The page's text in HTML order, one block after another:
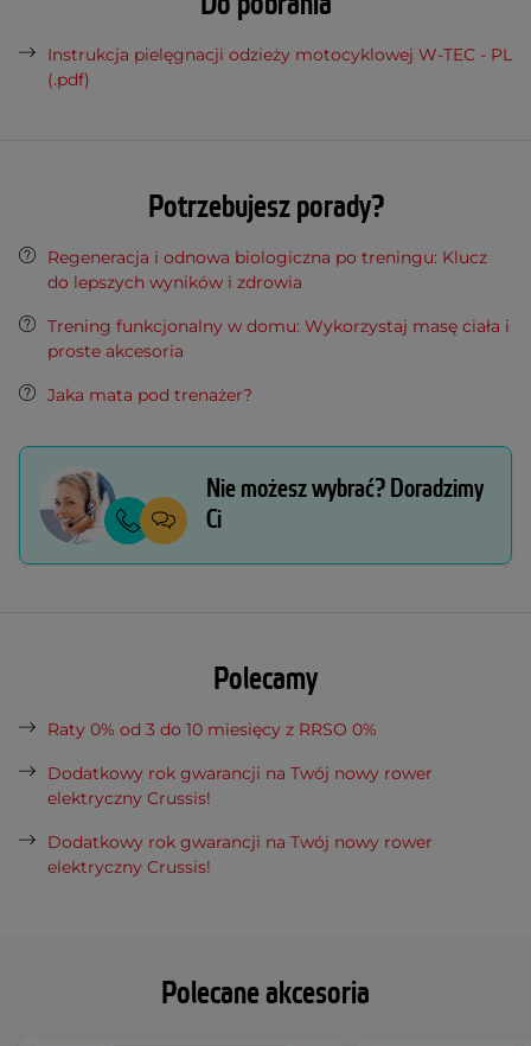
Polecane akcesoria
Instrukcja pielęgnacji odzieży motocyklowej W-TEC - PL
(.pdf)
Potrzebujesz porady?
Regeneracja i odnowa biologiczna po treningu: Klucz
do lepszych wyników i zdrowia
Trening funkcjonalny w domu: Wykorzystaj masę ciała i
proste akcesoria
Jaka mata pod trenażer?
Nie możesz wybrać? Doradzimy
Ci
Polecamy
Raty 0% od 3 do 10 miesięcy z RRSO 0%
Dodatkowy rok gwarancji na Twój nowy rower
elektryczny Crussis!
Dodatkowy rok gwarancji na Twój nowy rower
elektryczny Crussis!